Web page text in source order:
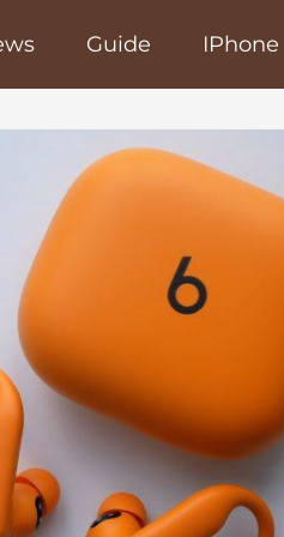
Guide IPhone